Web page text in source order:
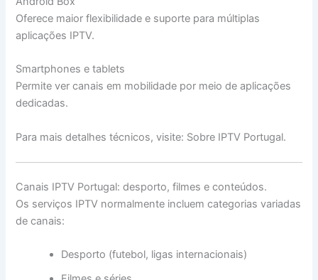
Oferece maior flexibilidade e suporte para múltiplas
aplicações IPTV.
Smartphones e tablets
Permite ver canais em mobilidade por meio de aplicações
dedicadas.
Para mais detalhes técnicos, visite: Sobre IPTV Portugal.
Canais IPTV Portugal: desporto, filmes e conteúdos.
Os serviços IPTV normalmente incluem categorias variadas
de canais:
Desporto (futebol, ligas internacionais)